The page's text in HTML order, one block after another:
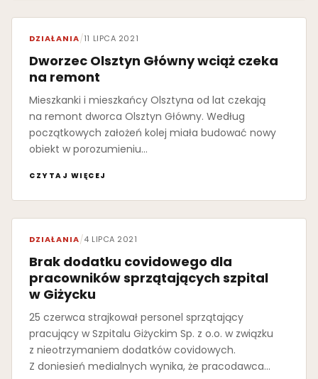
DZIAŁANIA/11 LIPCA 2021
Dworzec Olsztyn Główny wciąż czeka
na remont
Mieszkanki i mieszkańcy Olsztyna od lat czekają
na remont dworca Olsztyn Główny. Według
początkowych założeń kolej miała budować nowy
obiekt w porozumieniu…
CZYTAJ WIĘCEJ
DZIAŁANIA/4 LIPCA 2021
Brak dodatku covidowego dla
pracowników sprzątających szpital
w Giżycku
25 czerwca strajkował personel sprzątający
pracujący w Szpitalu Giżyckim Sp. z o.o. w związku
z nieotrzymaniem dodatków covidowych.
Z doniesień medialnych wynika, że pracodawca…